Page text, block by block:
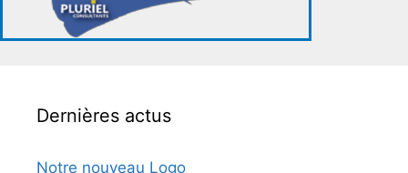
Dernières actus
Notre nouveau Logo